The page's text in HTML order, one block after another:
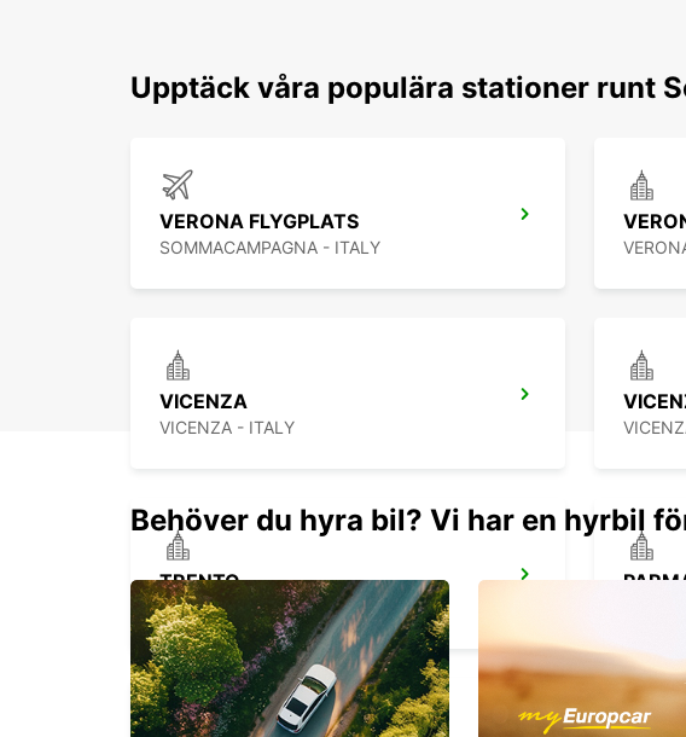
Upptäck våra populära stationer runt
VERONA FLYGPLATS
SOMMACAMPAGNA - ITALY
VICENZA
VICENZA - ITALY
TRENTO
TRENTO - ITALY
Behöver du hyra bil? Vi har en hyrbil